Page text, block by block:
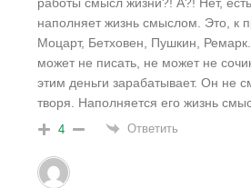
наполняет жизнь смыслом. Это, к
Моцарт, Бетховен, Пушкин,
может не писать, не может не
этим деньги зарабатывает. Он не
творя. Наполняется его жизнь
4 Ответить